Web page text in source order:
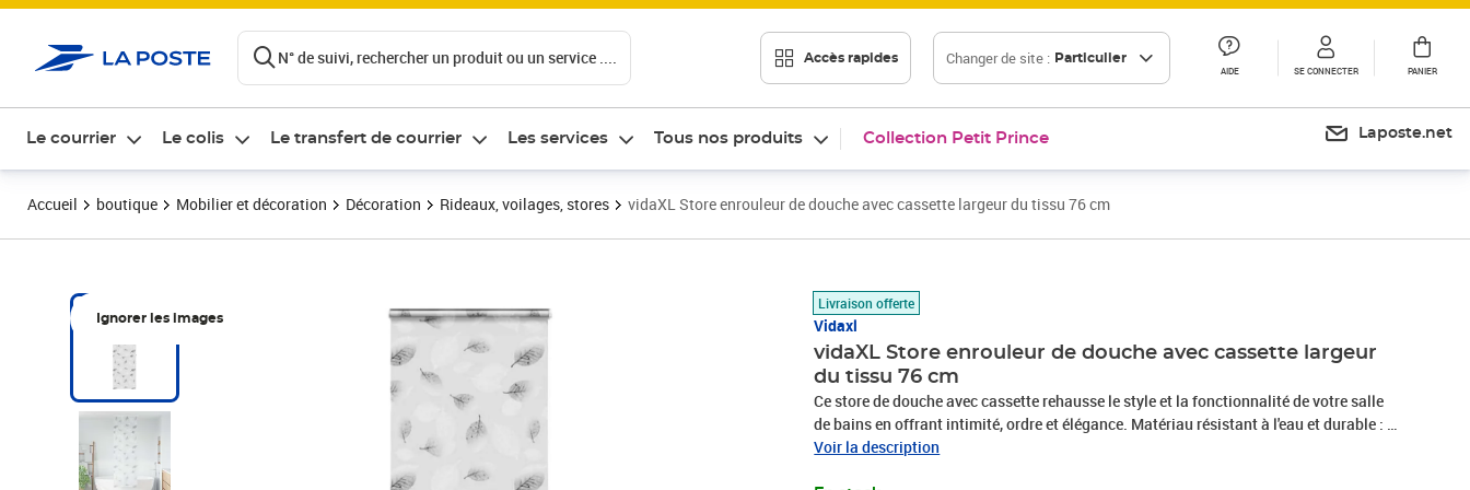
N° de suivi, rechercher un produit ou un service .... Accès rapides Changer de site : Particulier
AIDE SE CONNECTER PANIER
Le courrier Le colis Le transfert de courrier Les services Tous nos produits Collection Petit Prince Laposte.net
Accueil boutique Mobilier et décoration Décoration Rideaux, voilages, stores vidaXL Store enrouleur de douche avec cassette largeur du tissu 76 cm
Ignorer les images
Livraison offerte
Vidaxl
vidaXL Store enrouleur de douche avec cassette largeur
du tissu 76 cm
Ce store de douche avec cassette rehausse le style et la fonctionnalité de votre salle
de bains en offrant intimité, ordre et élégance. Matériau résistant à l'eau et durable : le
store de douche est fabriqué en PEVA, ce qui le rend résistant à l'eau et facile à
Voir la description
Prix 20,99€